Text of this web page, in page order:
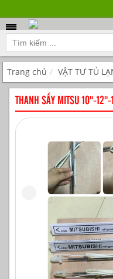
Trang chủ VẬT TƯ TỦ
THANH SẤY MITSU 10"-